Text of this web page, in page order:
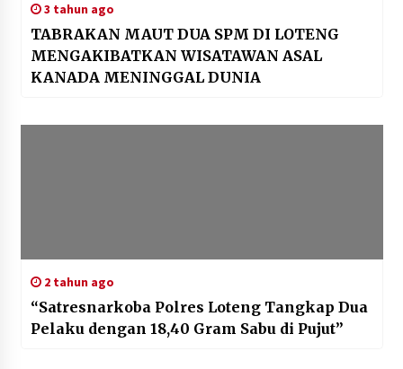
3 tahun ago
TABRAKAN MAUT DUA SPM DI LOTENG
MENGAKIBATKAN WISATAWAN ASAL
KANADA MENINGGAL DUNIA
2 tahun ago
“Satresnarkoba Polres Loteng Tangkap Dua
Pelaku dengan 18,40 Gram Sabu di Pujut”